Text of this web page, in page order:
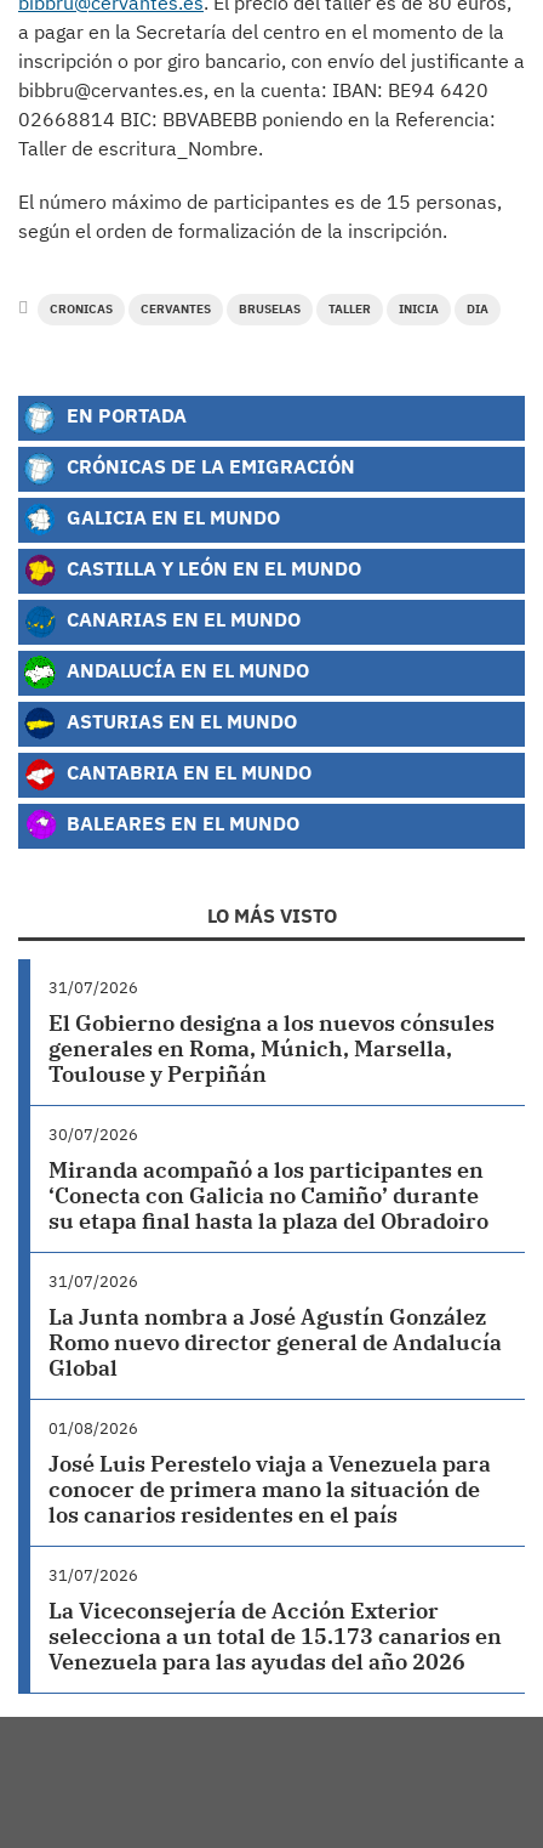
a pagar en la Secretaría del centro en el momento de la
inscripción o por giro bancario, con envío del justificante a
bibbru@cervantes.es, en la cuenta: IBAN: BE94 6420
02668814 BIC: BBVABEBB poniendo en la Referencia:
Taller de escritura_Nombre.
El número máximo de participantes es de 15 personas,
según el orden de formalización de la inscripción.
CRONICAS CERVANTES BRUSELAS TALLER INICIA DIA
EN PORTADA
CRÓNICAS DE LA EMIGRACIÓN
GALICIA EN EL MUNDO
CASTILLA Y LEÓN EN EL MUNDO
CANARIAS EN EL MUNDO
ANDALUCÍA EN EL MUNDO
ASTURIAS EN EL MUNDO
CANTABRIA EN EL MUNDO
BALEARES EN EL MUNDO
LO MÁS VISTO
31/07/2026
El Gobierno designa a los nuevos cónsules
generales en Roma, Múnich, Marsella,
Toulouse y Perpiñán
30/07/2026
Miranda acompañó a los participantes en
‘Conecta con Galicia no Camiño’ durante
su etapa final hasta la plaza del Obradoiro
31/07/2026
La Junta nombra a José Agustín González
Romo nuevo director general de Andalucía
Global
01/08/2026
José Luis Perestelo viaja a Venezuela para
conocer de primera mano la situación de
los canarios residentes en el país
31/07/2026
La Viceconsejería de Acción Exterior
selecciona a un total de 15.173 canarios en
Venezuela para las ayudas del año 2026